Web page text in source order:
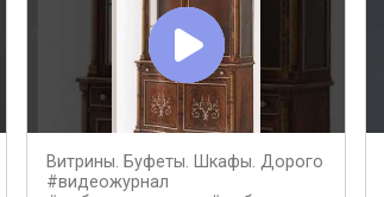
Витрины. Буфеты. Шкафы. Дорого
#видеожурнал